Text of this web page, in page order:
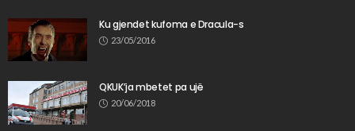
Ku gjendet kufoma e Dracula-s
23/05/2016
QKUK’ja mbetet pa ujë
20/06/2018